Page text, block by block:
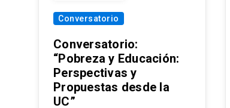
Conversatorio
Conversatorio:
“Pobreza y Educación:
Perspectivas y
Propuestas desde la
UC”